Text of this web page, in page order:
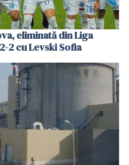
eliminată din Liga
2 cu Levski Sofia